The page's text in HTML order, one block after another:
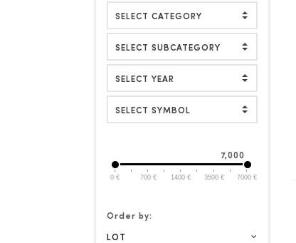
SELECT SYMBOL
7,000
0 € 700 € 1400 € 3500 € 7000 €
Order by:
LOT